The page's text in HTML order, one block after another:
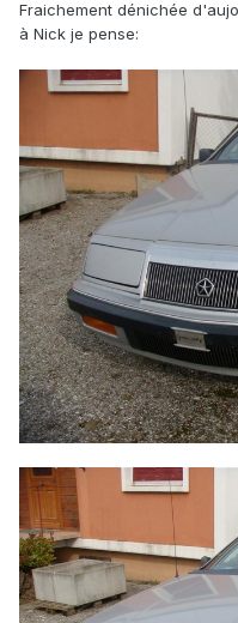
Fraichement dénichée
à Nick je pense: